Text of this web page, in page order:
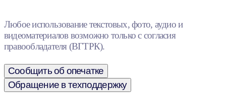
Любое использование текстовых, фото, аудио и
видеоматериалов возможно только с согласия
правообладателя (ВГТРК).
Сообщить об опечатке
Обращение в техподдержку